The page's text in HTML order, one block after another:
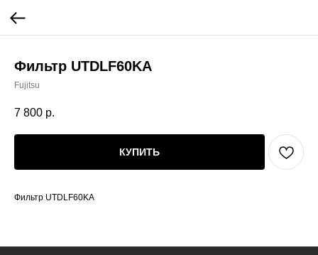
Фильтр UTDLF60KA
Fujitsu
7 800 р.
КУПИТЬ
Фильтр UTDLF60KA